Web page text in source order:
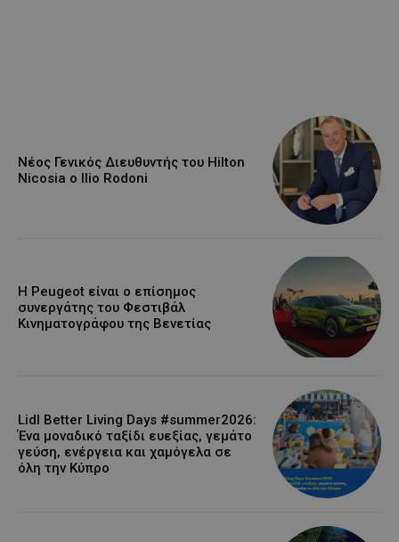
Νέος Γενικός Διευθυντής του Hilton
Nicosia ο Ilio Rodoni
Η Peugeot είναι ο επίσημος
συνεργάτης του Φεστιβάλ
Κινηματογράφου της Βενετίας
Lidl Better Living Days #summer2026:
Ένα μοναδικό ταξίδι ευεξίας, γεμάτο
γεύση, ενέργεια και χαμόγελα σε
όλη την Κύπρο